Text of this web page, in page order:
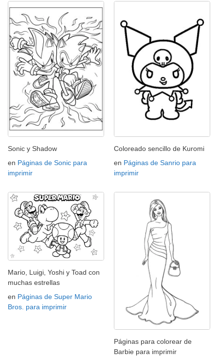
Sonic y Shadow
en Páginas de Sonic para
imprimir
Coloreado sencillo de Kuromi
en Páginas de Sanrio para
imprimir
Mario, Luigi, Yoshi y Toad con
muchas estrellas
en Páginas de Super Mario
Bros. para imprimir
Páginas para colorear de
Barbie para imprimir